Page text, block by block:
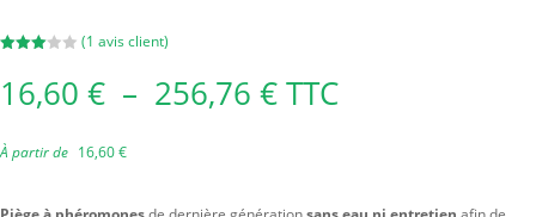
sur 5
basé
client
(1 avis client)
16,60 € – 256,76 €Plage
de
TTC
À partir de 16,60€